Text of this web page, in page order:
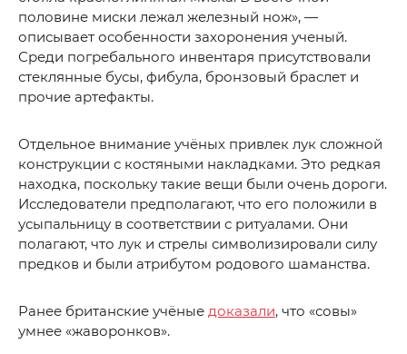
половине миски лежал железный нож», —
описывает особенности захоронения ученый.
Среди погребального инвентаря присутствовали
стеклянные бусы, фибула, бронзовый браслет и
прочие артефакты.
Отдельное внимание учёных привлек лук сложной
конструкции с костяными накладками. Это редкая
находка, поскольку такие вещи были очень дороги.
Исследователи предполагают, что его положили в
усыпальницу в соответствии с ритуалами. Они
полагают, что лук и стрелы символизировали силу
предков и были атрибутом родового шаманства.
Ранее британские учёные доказали, что «совы»
умнее «жаворонков».